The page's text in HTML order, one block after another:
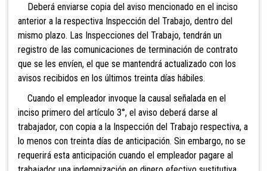
Deberá enviarse copia del aviso mencionado en el inciso
anterior a la respectiva Inspección del Trabajo, dentro del
mismo plazo. Las Inspecciones del Trabajo, tendrán un
registro de las comunicaciones de terminación de contrato
que se les envíen, el que se mantendrá actualizado con los
avisos recibidos en los últimos treinta días hábiles.
Cuando el empleador invoque la causal señalada en el
inciso primero del artículo 3°, el aviso deberá darse al
trabajador, con copia a la Inspección del Trabajo respectiva, a
lo menos con treinta días de anticipación. Sin embargo, no se
requerirá esta anticipación cuando el empleador pagare al